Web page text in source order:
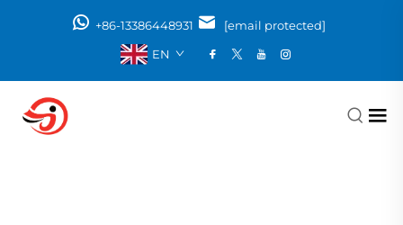
+86-13386448931
[email protected]
EN